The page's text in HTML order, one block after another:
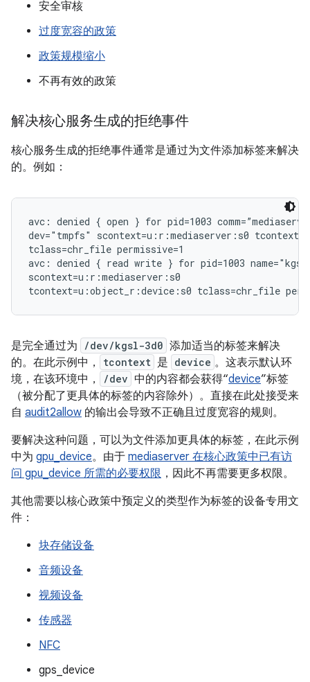
安全审核
过度宽容的政策
政策规模缩小
不再有效的政策
解决核心服务生成的拒绝事件
核心服务生成的拒绝事件通常是通过为文件添加标签来解决
的。例如：
avc: denied { open } for pid=1003
dev="tmpfs" scontext=u:r:mediaserver:s0
tclass=chr_file permissive=1
avc: denied { read write } for pid=1003
scontext=u:r:mediaserver:s0
是完全通过为 /dev/kgsl-3d0 添加适当的标签来解决
的。在此示例中，
tcontext 是 device 。这表示默认环
境，在该环境中，
/dev 中的内容都会获得“device”标签
（被分配了更具体的标签的内容除外）。直接在此处接受来
自 audit2allow 的输出会导致不正确且过度宽容的规则。
要解决这种问题，可以为文件添加更具体的标签，在此示例
中为 gpu_device。由于 mediaserver 在核心政策中已有访
问 gpu_device 所需的必要权限 ，因此不再需要更多权限。
其他需要以核心政策中预定义的类型作为标签的设备专用文
件：
块存储设备
音频设备
视频设备
传感器
NFC
gps_device